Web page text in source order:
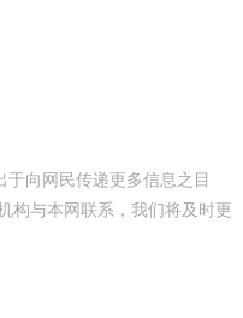
向网民传递更多信息之目
构与本网联系，我们将及时更